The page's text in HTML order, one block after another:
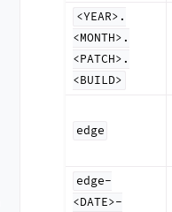
<YEAR>.
<MONTH>.
<PATCH>.
<BUILD>
edge
edge-
<DATE>-